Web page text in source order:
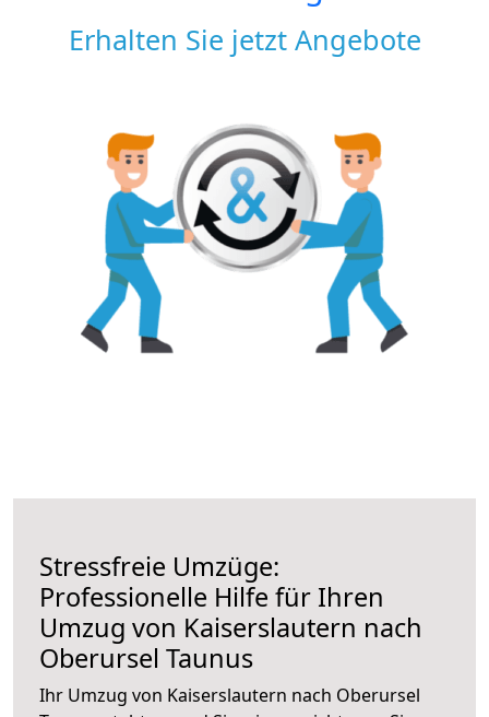
Erhalten Sie jetzt Angebote
Stressfreie Umzüge:
Professionelle Hilfe für Ihren
Umzug von Kaiserslautern nach
Oberursel Taunus
Ihr Umzug von Kaiserslautern nach Oberursel